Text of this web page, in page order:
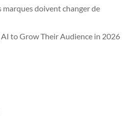
marques doivent changer de
to Grow Their Audience in 2026